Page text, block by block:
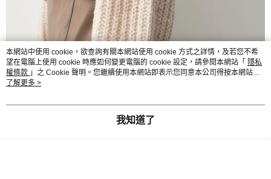
本網站中使用 cookie，欲查詢有關本網站使用 cookie 方式之詳情，及若您不希
望在電腦上使用 cookie 時應如何變更電腦的 cookie 設定，請參閱本網站「 隱私
權條款 」之 Cookie 聲明。您繼續使用本網站即表示您同意本公司得按本網站使
用條款之 Cookie 聲明使用 cookie。
了解更多 >
我知道了